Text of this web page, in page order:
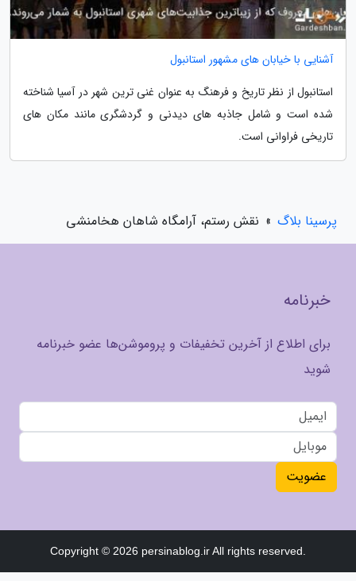
آشنایی با خیابان های مشهور استانبول
استانبول از نظر تاریخ و فرهنگ به عنوان غنی ترین شهر در آسیا شناخته
شده است و شامل جاذبه های دیدنی و گردشگری مانند مکان های
تاریخی فراوانی است.
پرسینا بلاگ » نقش رستم، آرامگاه شاهان هخامنشی
خبرنامه
برای اطلاع از آخرین تخفیفات و پروموشن‌ها عضو خبرنامه
شوید
عضویت
Copyright © 2026 persinablog.ir All rights reserved.